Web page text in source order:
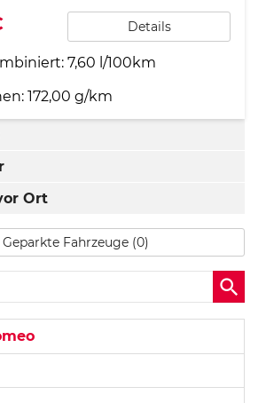
Details
7,60 l/100km
172,00 g/km
Ort
Geparkte Fahrzeuge (0)